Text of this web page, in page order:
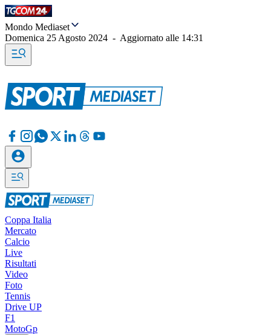
Mondo Mediaset
Domenica 25 Agosto 2024 - Aggiornato alle 14:31
Coppa Italia
Mercato
Calcio
Live
Risultati
Video
Foto
Tennis
Drive UP
F1
MotoGp